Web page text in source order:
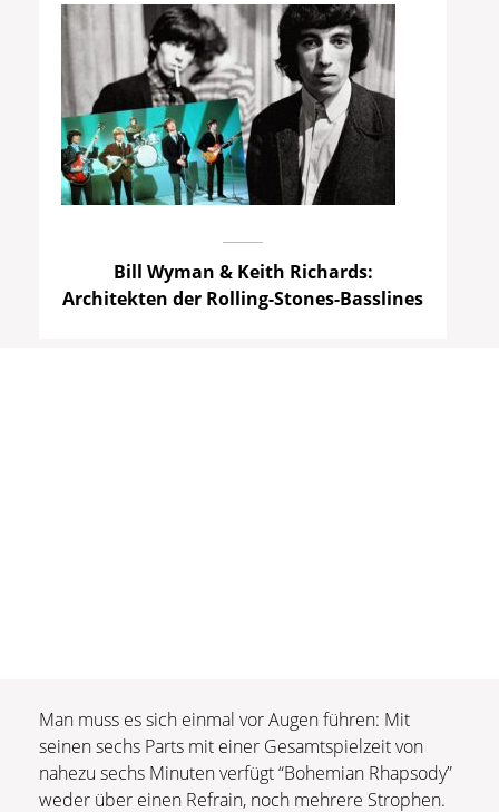
Bill Wyman & Keith Richards:
Architekten der Rolling-Stones-Basslines
Man muss es sich einmal vor Augen führen: Mit
seinen sechs Parts mit einer Gesamtspielzeit von
nahezu sechs Minuten verfügt “Bohemian Rhapsody”
weder über einen Refrain, noch mehrere Strophen.